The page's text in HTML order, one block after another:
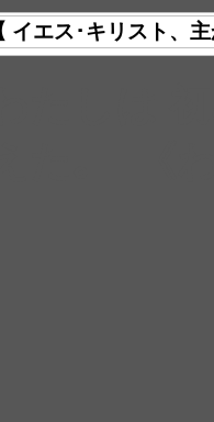
イエス･キリスト、